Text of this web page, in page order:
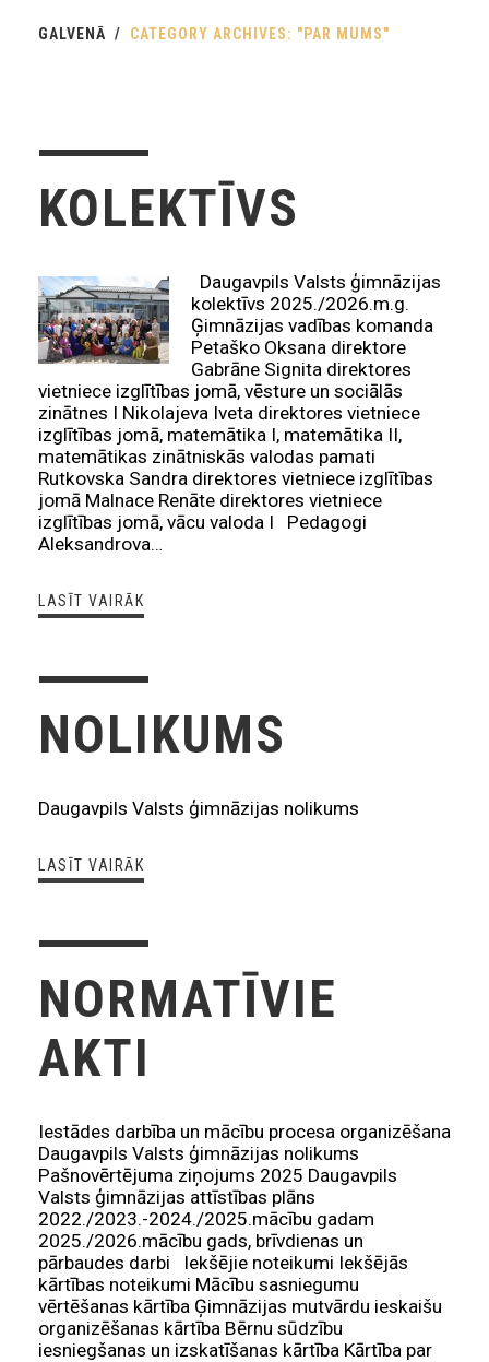
GALVENĀ CATEGORY ARCHIVES: "PAR MUMS"
KOLEKTĪVS
Daugavpils Valsts ģimnāzijas
kolektīvs 2025./2026.m.g.
Ģimnāzijas vadības komanda
Petaško Oksana direktore
Gabrāne Signita direktores
vietniece izglītības jomā, vēsture un sociālās
zinātnes I Nikolajeva Iveta direktores vietniece
izglītības jomā, matemātika I, matemātika II,
matemātikas zinātniskās valodas pamati
Rutkovska Sandra direktores vietniece izglītības
jomā Malnace Renāte direktores vietniece
izglītības jomā, vācu valoda I Pedagogi
Aleksandrova…
LASĪT VAIRĀK
NOLIKUMS
Daugavpils Valsts ģimnāzijas nolikums
LASĪT VAIRĀK
NORMATĪVIE
AKTI
Iestādes darbība un mācību procesa organizēšana
Daugavpils Valsts ģimnāzijas nolikums
Pašnovērtējuma ziņojums 2025 Daugavpils
Valsts ģimnāzijas attīstības plāns
2022./2023.-2024./2025.mācību gadam
2025./2026.mācību gads, brīvdienas un
pārbaudes darbi Iekšējie noteikumi Iekšējās
kārtības noteikumi Mācību sasniegumu
vērtēšanas kārtība Ģimnāzijas mutvārdu ieskaišu
organizēšanas kārtība Bērnu sūdzību
iesniegšanas un izskatīšanas kārtība Kārtība par